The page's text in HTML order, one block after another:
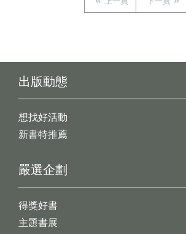
出版動態
想找好活動
新書特推薦
嚴選企劃
得獎好書
主題書展